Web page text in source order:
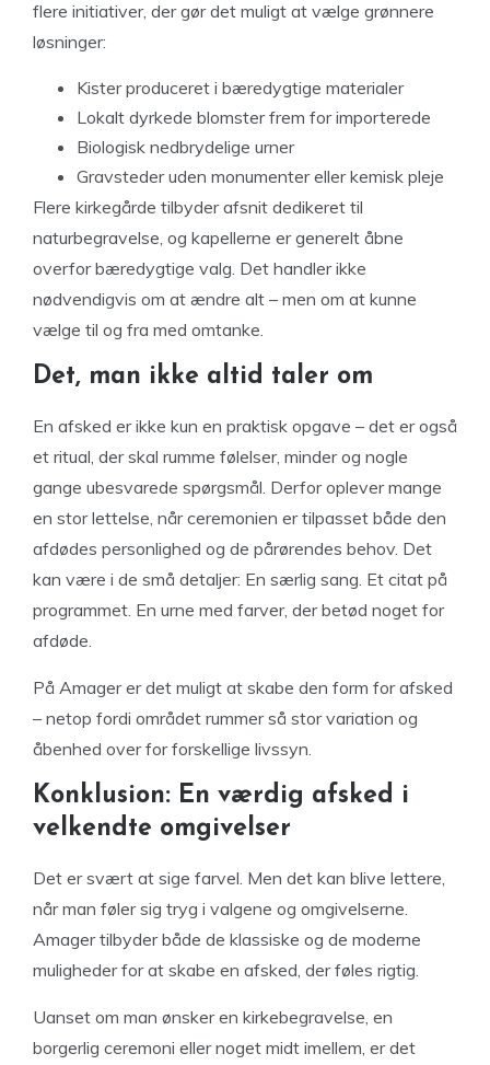
flere initiativer, der gør det muligt at vælge grønnere
løsninger:
Kister produceret i bæredygtige materialer
Lokalt dyrkede blomster frem for importerede
Biologisk nedbrydelige urner
Gravsteder uden monumenter eller kemisk pleje
Flere kirkegårde tilbyder afsnit dedikeret til
naturbegravelse, og kapellerne er generelt åbne
overfor bæredygtige valg. Det handler ikke
nødvendigvis om at ændre alt – men om at kunne
vælge til og fra med omtanke.
Det, man ikke altid taler om
En afsked er ikke kun en praktisk opgave – det er også
et ritual, der skal rumme følelser, minder og nogle
gange ubesvarede spørgsmål. Derfor oplever mange
en stor lettelse, når ceremonien er tilpasset både den
afdødes personlighed og de pårørendes behov. Det
kan være i de små detaljer: En særlig sang. Et citat på
programmet. En urne med farver, der betød noget for
afdøde.
På Amager er det muligt at skabe den form for afsked
– netop fordi området rummer så stor variation og
åbenhed over for forskellige livssyn.
Konklusion: En værdig afsked i
velkendte omgivelser
Det er svært at sige farvel. Men det kan blive lettere,
når man føler sig tryg i valgene og omgivelserne.
Amager tilbyder både de klassiske og de moderne
muligheder for at skabe en afsked, der føles rigtig.
Uanset om man ønsker en kirkebegravelse, en
borgerlig ceremoni eller noget midt imellem, er det